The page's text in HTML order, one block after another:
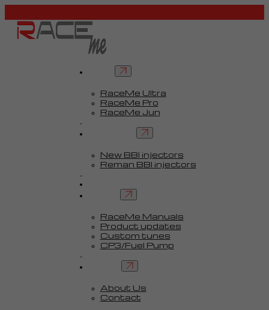
RaceMe Ultra
RaceMe Pro
RaceMe Jun
New BBI injectors
Reman BBI injectors
RaceMe Manuals
Product updates
Custom tunes
CP3/Fuel Pump
About Us
Contact